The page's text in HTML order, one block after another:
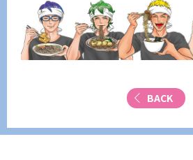
BACK